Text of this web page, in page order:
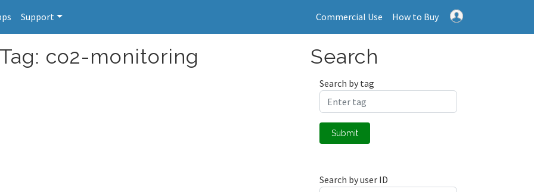
Support Commercial Use How to Buy
co2-monitoring Search
Search by tag
Submit
Search by user ID